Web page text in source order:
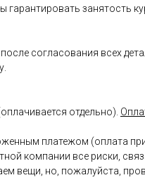
занятость
согласования всех
отдельно).
платежом (оплата
компании все риски,
вещи, но, пожалуйста,